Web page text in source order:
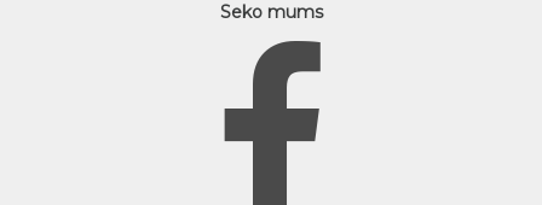
Seko mums